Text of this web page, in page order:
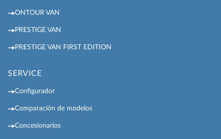
ONTOUR VAN
PRESTIGE VAN
PRESTIGE VAN FIRST EDITION
SERVICE
Configurador
Comparación de modelos
Concesionarios